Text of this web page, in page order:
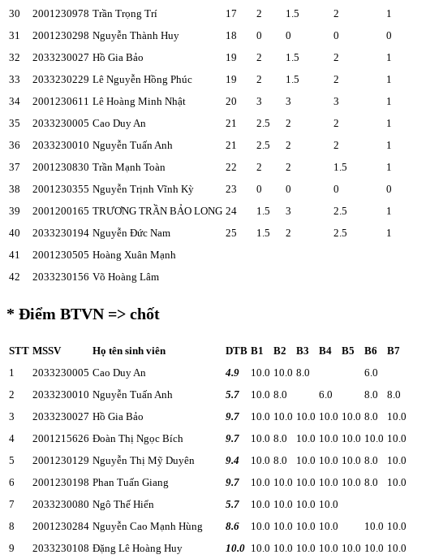
30
2001230978 Trần Trọng Trí 17 2 1.5 2 1
31
2001230298 Nguyễn Thành Huy 18 0 0 0 0
32
2033230027 Hồ Gia Bảo 19 2 1.5 2 1
33
2033230229 Lê Nguyễn Hồng Phúc 19 2 1.5 2 1
34
2001230611 Lê Hoàng Minh Nhật 20 3 3 3 1
35
2033230005 Cao Duy An 21 2.5 2 2 1
36
2033230010 Nguyễn Tuấn Anh 21 2.5 2 2 1
37
2001230830 Trần Mạnh Toàn 22 2 2 1.5 1
38
2001230355 Nguyễn Trịnh Vĩnh Kỳ 23 0 0 0 0
39
2001200165 TRƯƠNG TRẦN BẢO LONG 24 1.5 3 2.5 1
40
2033230194 Nguyễn Đức Nam 25 1.5 2 2.5 1
41
2001230505 Hoàng Xuân Mạnh
42
2033230156 Võ Hoàng Lâm
* Điểm BTVN => chốt
STT MSSV Họ tên sinh viên DTB B1 B2 B3 B4 B5 B6
B7
1
2033230005 Cao Duy An 4.9 10.0 10.0 8.0
6.0
2
2033230010 Nguyễn Tuấn Anh 5.7 10.0 8.0 6.0 8.0
8.0
3
2033230027 Hồ Gia Bảo 9.7 10.0 10.0 10.0 10.0 10.0 8.0
10.0
4
2001215626 Đoàn Thị Ngọc Bích 9.7 10.0 8.0 10.0 10.0 10.0 10.0 10.0
5
2001230129 Nguyễn Thị Mỹ Duyên 9.4 10.0 8.0 10.0 10.0 10.0 8.0
10.0
6
2001230198 Phan Tuấn Giang 9.7 10.0 10.0 10.0 10.0 10.0 8.0
10.0
7
2033230080 Ngô Thế Hiển 5.7 10.0 10.0 10.0 10.0
8
2001230284 Nguyễn Cao Mạnh Hùng 8.6 10.0 10.0 10.0 10.0 10.0 10.0
9
2033230108 Đặng Lê Hoàng Huy 10.0 10.0 10.0 10.0 10.0 10.0 10.0 10.0